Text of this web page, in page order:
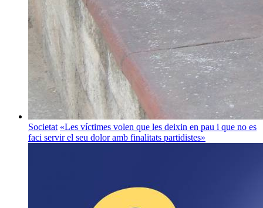
Societat «Les víctimes volen que les deixin en pau i que no es
faci servir el seu dolor amb finalitats partidistes»